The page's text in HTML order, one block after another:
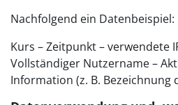
Nachfolgend ein Datenbeispiel:
Kurs – Zeitpunkt – verwendete
Vollständiger Nutzername –
Information (z. B. Bezeichnung